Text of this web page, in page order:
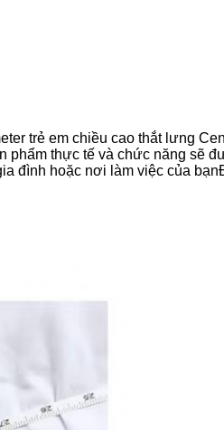
trẻ em chiều cao thắt lưng
thực tế và chức năng sẽ
đình hoặc nơi làm việc của